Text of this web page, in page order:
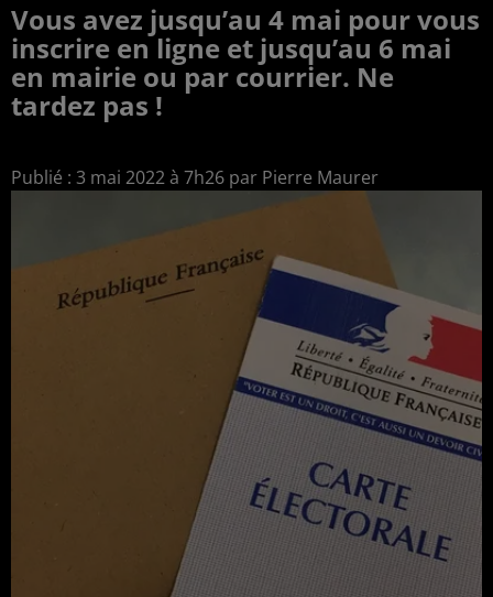
Vous avez jusqu’au 4 mai pour vous
inscrire en ligne et jusqu’au 6 mai
en mairie ou par courrier. Ne
tardez pas !
Publié : 3 mai 2022 à 7h26 par Pierre Maurer